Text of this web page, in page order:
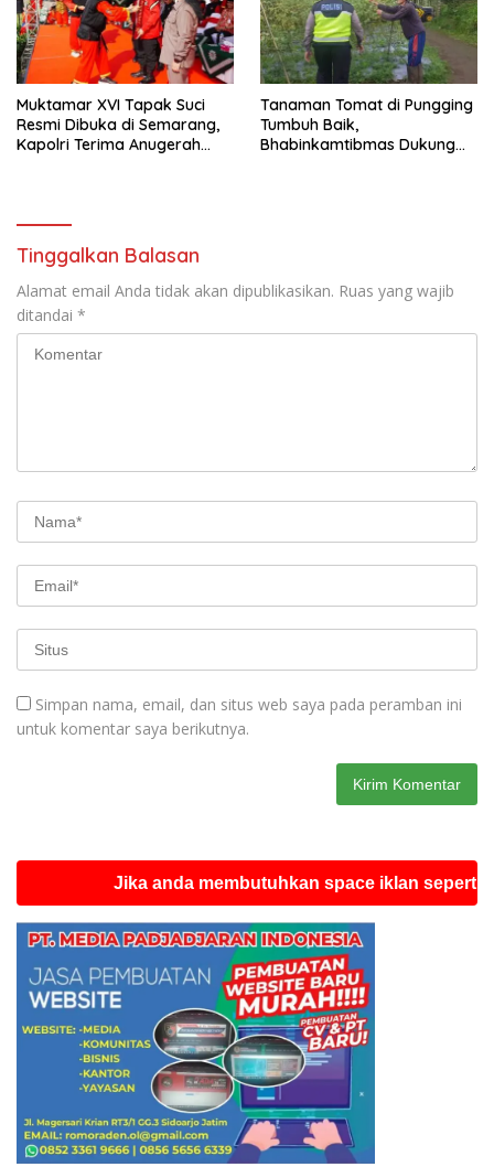
Muktamar XVI Tapak Suci
Resmi Dibuka di Semarang,
Kapolri Terima Anugerah
Tanaman Tomat di Pungging
Tumbuh Baik,
Bhabinkamtibmas Dukung
Tinggalkan Balasan
Alamat email Anda tidak akan dipublikasikan. Ruas yang wajib
ditandai *
Simpan nama, email, dan situs web saya pada peramban ini
untuk komentar saya berikutnya.
Jika anda membutuhkan space iklan seperti ini